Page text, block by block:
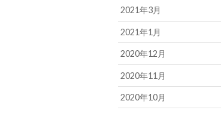
2021年3月
2021年1月
2020年12月
2020年11月
2020年10月